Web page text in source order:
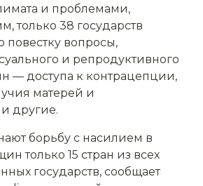
и проблемами,
только 38 государств
вопросы,
и репродуктивного
— доступа к контрацепции,
матерей и
другие.
борьбу с насилием в
только 15 стран из всех
государств, сообщает